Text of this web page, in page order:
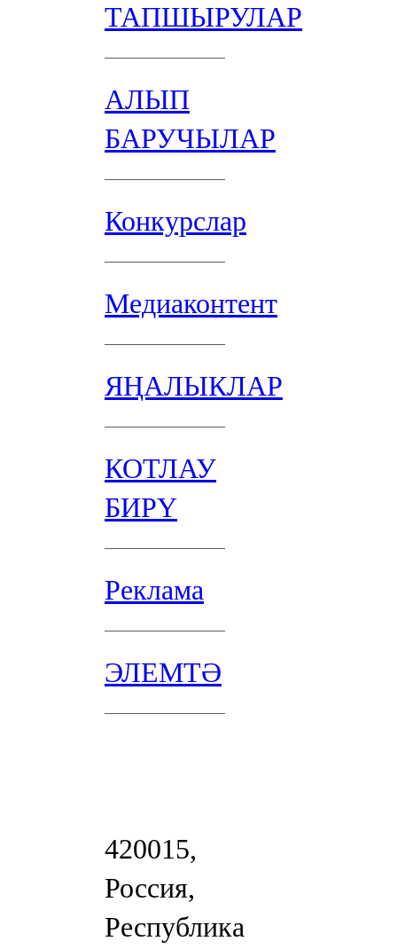
ТАПШЫРУЛАР
АЛЫП
БАРУЧЫЛАР
Конкурслар
Медиаконтент
ЯҢАЛЫКЛАР
КОТЛАУ
БИРҮ
Реклама
ЭЛЕМТӘ
420015,
Россия,
Республика